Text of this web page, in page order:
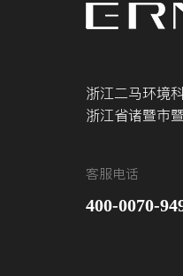
浙江二马环境
浙江省诸暨市
客服电话
400-0070-